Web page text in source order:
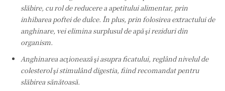
slăbire, cu rol de reducere a apetitului alimentar, prin
inhibarea poftei de dulce. În plus, prin folosirea extractului de
anghinare, vei elimina surplusul de apă şi reziduri din
organism.
Anghinarea acţionează şi asupra ficatului, reglând nivelul de
colesterol şi stimulând digestia, fiind recomandat pentru
slăbirea sănătoasă.